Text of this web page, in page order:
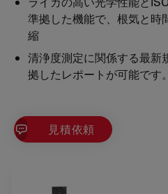
準拠した機能で、根気と時
縮
清浄度測定に関係する最新
拠したレポートが可能です。
見積依頼